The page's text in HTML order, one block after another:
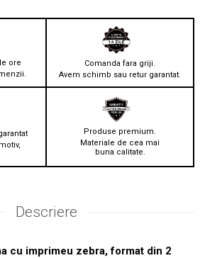
ore
Comanda fara griji.
Avem schimb sau retur garantat.
Produse premium.
Materiale de cea mai
buna calitate.
Descriere
cu imprimeu zebra, format din 2